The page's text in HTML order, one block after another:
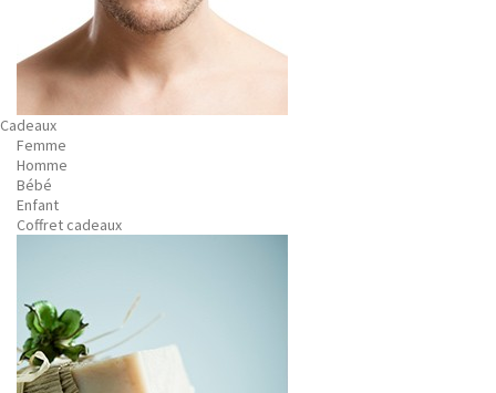
Cadeaux
Femme
Homme
Bébé
Enfant
Coffret cadeaux